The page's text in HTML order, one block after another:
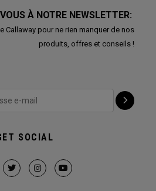
À NOTRE NEWSLETTER:
Callaway pour ne rien manquer de nos
produits, offres et conseils !
SOCIAL